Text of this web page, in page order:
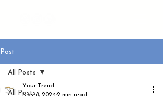
Post
All Posts
All Posts
Your Trend
Nov 8, 20242 min read